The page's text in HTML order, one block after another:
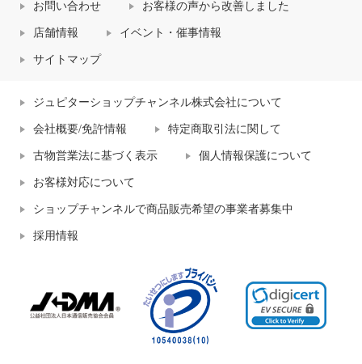
お問い合わせ お客様の声から改善しました
店舗情報 イベント・催事情報
サイトマップ
ジュピターショップチャンネル株式会社について
会社概要/免許情報 特定商取引法に関して
古物営業法に基づく表示 個人情報保護について
お客様対応について
ショップチャンネルで商品販売希望の事業者募集中
採用情報